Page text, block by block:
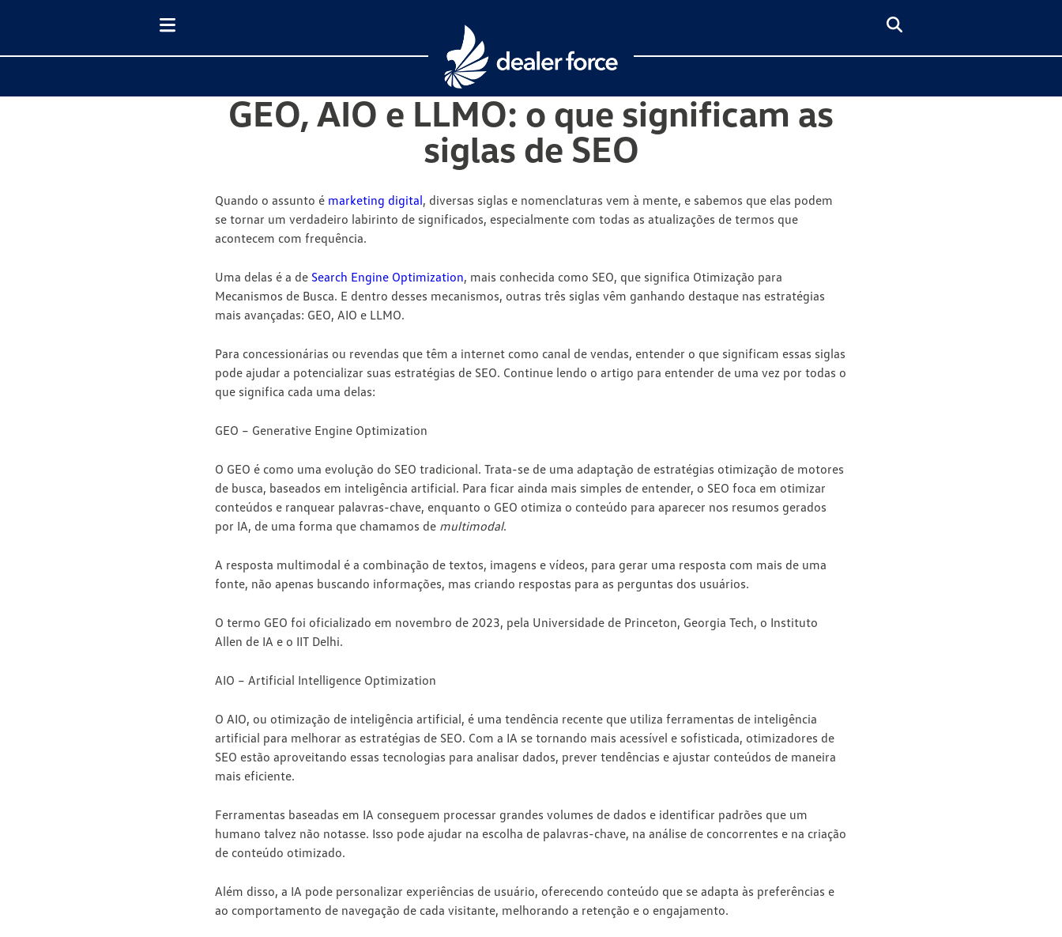
GEO, AIO e LLMO: o que significam as
siglas de SEO
Quando o assunto é marketing digital, diversas siglas e nomenclaturas vem à mente, e sabemos que elas podem
se tornar um verdadeiro labirinto de significados, especialmente com todas as atualizações de termos que
acontecem com frequência.
Uma delas é a de Search Engine Optimization, mais conhecida como SEO, que significa Otimização para
Mecanismos de Busca. E dentro desses mecanismos, outras três siglas vêm ganhando destaque nas estratégias
mais avançadas: GEO, AIO e LLMO.
Para concessionárias ou revendas que têm a internet como canal de vendas, entender o que significam essas siglas
pode ajudar a potencializar suas estratégias de SEO. Continue lendo o artigo para entender de uma vez por todas o
que significa cada uma delas:
GEO – Generative Engine Optimization
O GEO é como uma evolução do SEO tradicional. Trata-se de uma adaptação de estratégias otimização de motores
de busca, baseados em inteligência artificial. Para ficar ainda mais simples de entender, o SEO foca em otimizar
conteúdos e ranquear palavras-chave, enquanto o GEO otimiza o conteúdo para aparecer nos resumos gerados
por IA, de uma forma que chamamos de multimodal.
A resposta multimodal é a combinação de textos, imagens e vídeos, para gerar uma resposta com mais de uma
fonte, não apenas buscando informações, mas criando respostas para as perguntas dos usuários.
O termo GEO foi oficializado em novembro de 2023, pela Universidade de Princeton, Georgia Tech, o Instituto
Allen de IA e o IIT Delhi.
AIO – Artificial Intelligence Optimization
O AIO, ou otimização de inteligência artificial, é uma tendência recente que utiliza ferramentas de inteligência
artificial para melhorar as estratégias de SEO. Com a IA se tornando mais acessível e sofisticada, otimizadores de
SEO estão aproveitando essas tecnologias para analisar dados, prever tendências e ajustar conteúdos de maneira
mais eficiente.
Ferramentas baseadas em IA conseguem processar grandes volumes de dados e identificar padrões que um
humano talvez não notasse. Isso pode ajudar na escolha de palavras-chave, na análise de concorrentes e na criação
de conteúdo otimizado.
Além disso, a IA pode personalizar experiências de usuário, oferecendo conteúdo que se adapta às preferências e
ao comportamento de navegação de cada visitante, melhorando a retenção e o engajamento.